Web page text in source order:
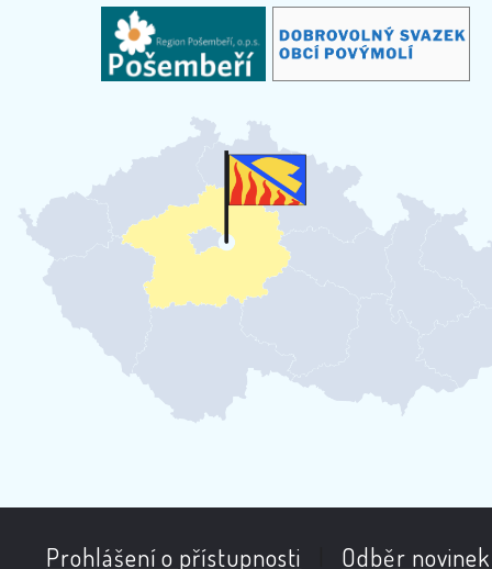
Prohlášení o přístupnosti Odběr novinek